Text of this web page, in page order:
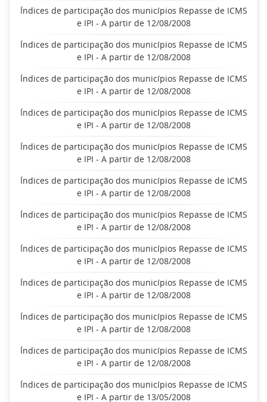
Índices de participação dos municípios Repasse de ICMS
e IPI - A partir de 12/08/2008
Índices de participação dos municípios Repasse de ICMS
e IPI - A partir de 12/08/2008
Índices de participação dos municípios Repasse de ICMS
e IPI - A partir de 12/08/2008
Índices de participação dos municípios Repasse de ICMS
e IPI - A partir de 12/08/2008
Índices de participação dos municípios Repasse de ICMS
e IPI - A partir de 12/08/2008
Índices de participação dos municípios Repasse de ICMS
e IPI - A partir de 12/08/2008
Índices de participação dos municípios Repasse de ICMS
e IPI - A partir de 12/08/2008
Índices de participação dos municípios Repasse de ICMS
e IPI - A partir de 12/08/2008
Índices de participação dos municípios Repasse de ICMS
e IPI - A partir de 12/08/2008
Índices de participação dos municípios Repasse de ICMS
e IPI - A partir de 12/08/2008
Índices de participação dos municípios Repasse de ICMS
e IPI - A partir de 12/08/2008
Índices de participação dos municípios Repasse de ICMS
e IPI - A partir de 13/05/2008